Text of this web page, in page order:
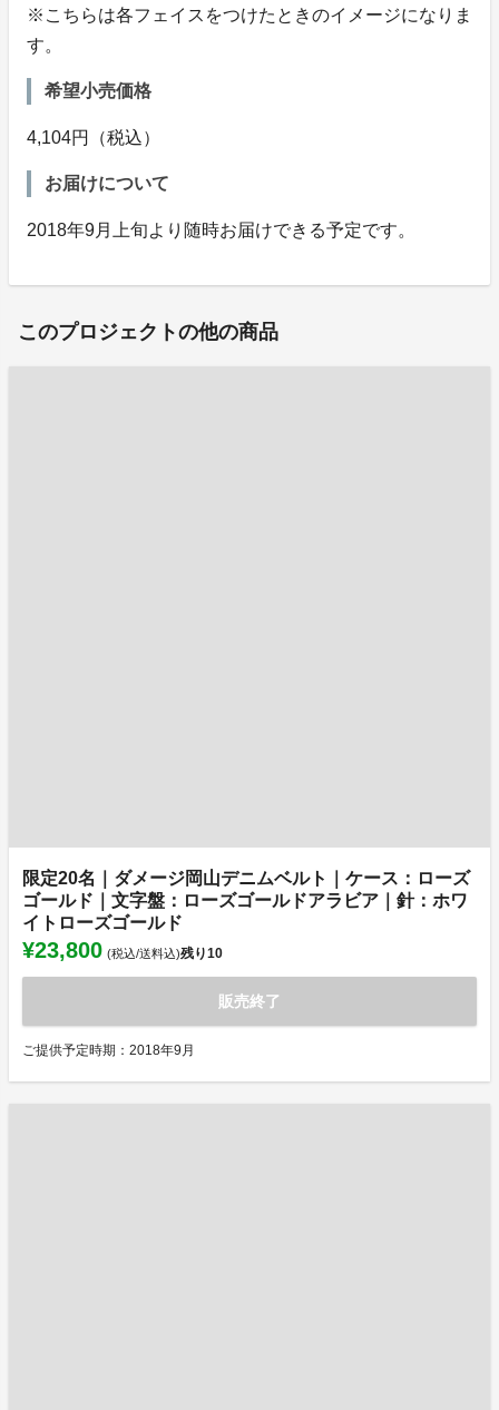
※こちらは各フェイスをつけたときのイメージになりま
す。
希望小売価格
4,104円（税込）
お届けについて
2018年9月上旬より随時お届けできる予定です。
このプロジェクトの他の商品
限定20名｜ダメージ岡山デニムベルト｜ケース：ローズ
ゴールド｜文字盤：ローズゴールドアラビア｜針：ホワ
イトローズゴールド
¥23,800 (税込/送料込)残り10
販売終了
ご提供予定時期：2018年9月